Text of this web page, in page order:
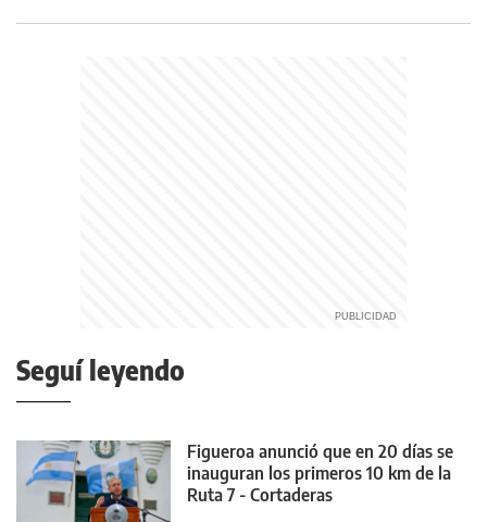
Seguí leyendo
Figueroa anunció que en 20 días se
inauguran los primeros 10 km de la
Ruta 7 - Cortaderas